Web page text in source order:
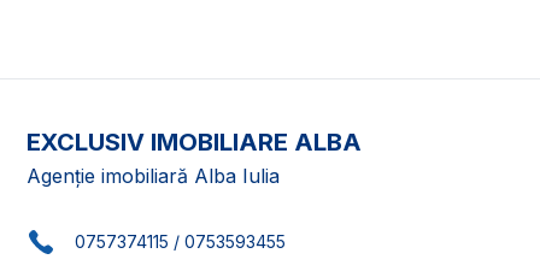
EXCLUSIV IMOBILIARE ALBA
Agenție imobiliară Alba Iulia
0757374115 / 0753593455